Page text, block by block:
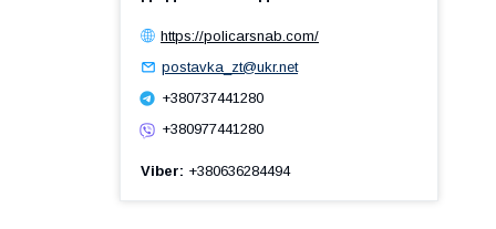
https://policarsnab.com/
postavka_zt@ukr.net
+380737441280
+380977441280
Viber +380636284494